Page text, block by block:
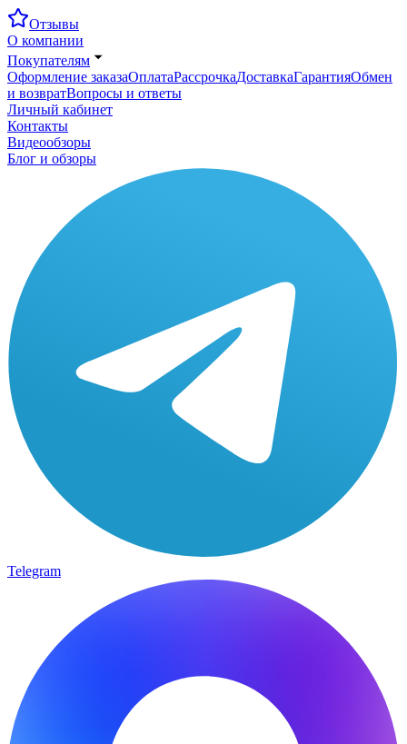
Отзывы
О компании
Покупателям
Оформление заказаОплатаРассрочкаДоставкаГарантияОбмен
и возвратВопросы и ответы
Личный кабинет
Контакты
Видеообзоры
Блог и обзоры
Telegram